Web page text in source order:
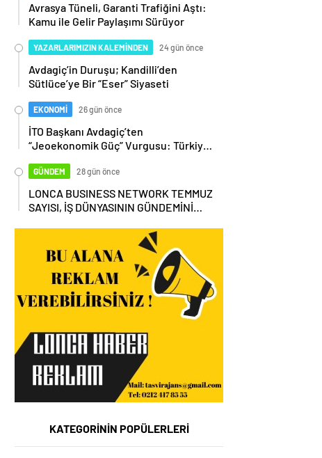
Avrasya Tüneli, Garanti Trafiğini Aştı:
Kamu ile Gelir Paylaşımı Sürüyor
YAZARLARIMIZIN KALEMİNDEN 24 gün önce
Avdagiç’in Duruşu; Kandilli’den
Sütlüce’ye Bir “Eser” Siyaseti
EKONOMİ 26 gün önce
İTO Başkanı Avdagiç’ten
“Jeoekonomik Güç” Vurgusu: Türkiye,
Olmalı
GÜNDEM 28 gün önce
LONCA BUSINESS NETWORK TEMMUZ
SAYISI, İŞ DÜNYASININ GÜNDEMİNİ
KATEGORİNİN POPÜLERLERİ